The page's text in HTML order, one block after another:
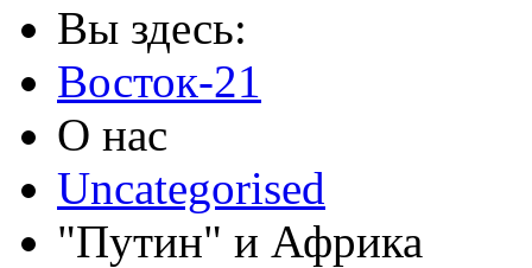
Вы здесь:
Восток-21
О нас
Uncategorised
"Путин" и Африка